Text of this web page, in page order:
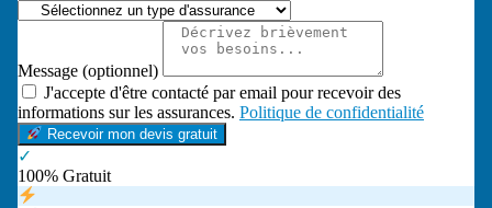
Message (optionnel)
J'accepte d'être contacté par email pour recevoir des
informations sur les assurances. Politique de confidentialité
Recevoir mon devis gratuit
✓
100% Gratuit